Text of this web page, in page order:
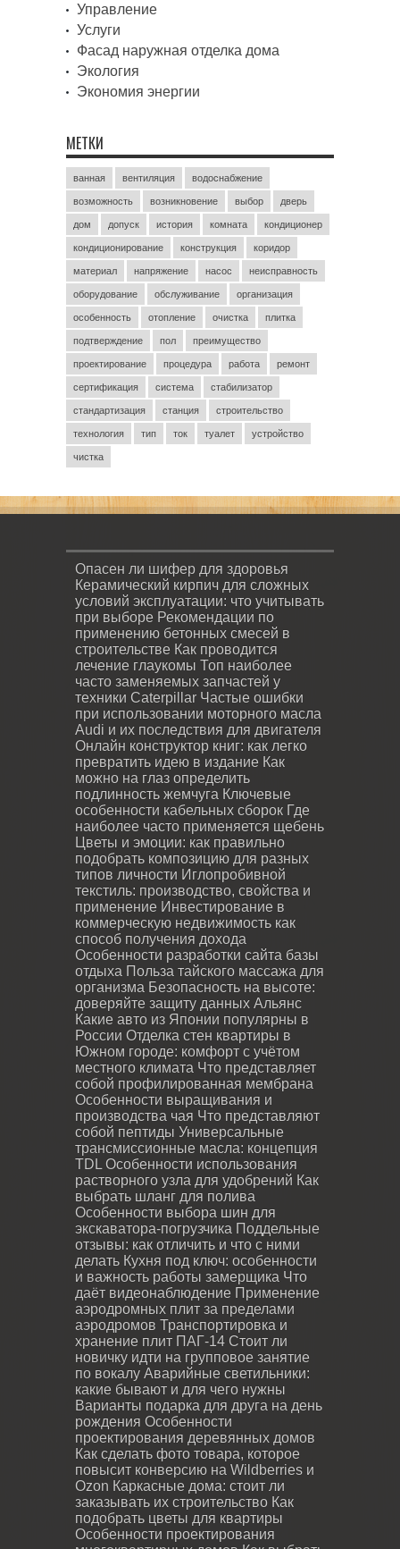
Управление
Услуги
Фасад наружная отделка дома
Экология
Экономия энергии
МЕТКИ
ванная вентиляция водоснабжение
возможность возникновение выбор дверь
дом допуск история комната кондиционер
кондиционирование конструкция коридор
материал напряжение насос неисправность
оборудование обслуживание организация
особенность отопление очистка плитка
подтверждение пол преимущество
проектирование процедура работа ремонт
сертификация система стабилизатор
стандартизация станция строительство
технология тип ток туалет устройство
чистка
Опасен ли шифер для здоровья
Керамический кирпич для сложных
условий эксплуатации: что учитывать
при выборе Рекомендации по
применению бетонных смесей в
строительстве Как проводится
лечение глаукомы Топ наиболее
часто заменяемых запчастей у
техники Caterpillar Частые ошибки
при использовании моторного масла
Audi и их последствия для двигателя
Онлайн конструктор книг: как легко
превратить идею в издание Как
можно на глаз определить
подлинность жемчуга Ключевые
особенности кабельных сборок Где
наиболее часто применяется щебень
Цветы и эмоции: как правильно
подобрать композицию для разных
типов личности Иглопробивной
текстиль: производство, свойства и
применение Инвестирование в
коммерческую недвижимость как
способ получения дохода
Особенности разработки сайта базы
отдыха Польза тайского массажа для
организма Безопасность на высоте:
доверяйте защиту данных Альянс
Какие авто из Японии популярны в
России Отделка стен квартиры в
Южном городе: комфорт с учётом
местного климата Что представляет
собой профилированная мембрана
Особенности выращивания и
производства чая Что представляют
собой пептиды Универсальные
трансмиссионные масла: концепция
TDL Особенности использования
растворного узла для удобрений Как
выбрать шланг для полива
Особенности выбора шин для
экскаватора-погрузчика Поддельные
отзывы: как отличить и что с ними
делать Кухня под ключ: особенности
и важность работы замерщика Что
даёт видеонаблюдение Применение
аэродромных плит за пределами
аэродромов Транспортировка и
хранение плит ПАГ-14 Стоит ли
новичку идти на групповое занятие
по вокалу Аварийные светильники:
какие бывают и для чего нужны
Варианты подарка для друга на день
рождения Особенности
проектирования деревянных домов
Как сделать фото товара, которое
повысит конверсию на Wildberries и
Ozon Каркасные дома: стоит ли
заказывать их строительство Как
подобрать цветы для квартиры
Особенности проектирования